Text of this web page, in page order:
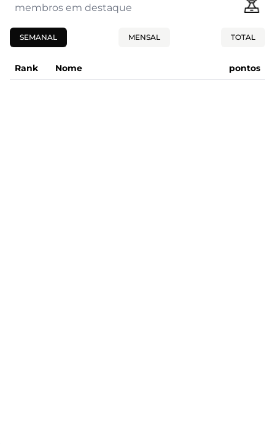
membros em destaque
SEMANAL MENSAL TOTAL
Rank Nome pontos